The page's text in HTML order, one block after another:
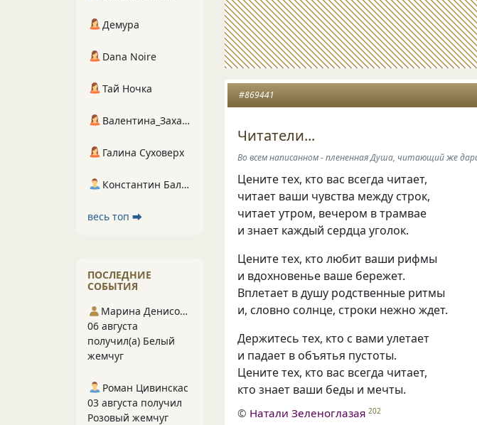
#869441
Читатели...
Во всем написанном - плененная Душа, читающий же
Цените тех, кто вас всегда читает,
читает ваши чувства между строк,
читает утром, вечером в трамвае
и знает каждый сердца уголок.
Цените тех, кто любит ваши рифмы
и вдохновенье ваше бережет.
Вплетает в душу родственные ритмы
и, словно солнце, строки нежно ждет.
Держитесь тех, кто с вами улетает
и падает в объятья пустоты.
Цените тех, кто вас всегда читает,
кто знает ваши беды и мечты.
© Натали Зеленоглазая 202
Демура
Dana Noire
Тай Ночка
Валентина_Захарова
Галина Суховерх
Константин Балухта
весь топ ⮕
ПОСЛЕДНИЕ
СОБЫТИЯ
Марина Денисова 5
06 августа
получил(а) Белый
жемчуг
Роман Цивинскас
03 августа получил
Розовый жемчуг